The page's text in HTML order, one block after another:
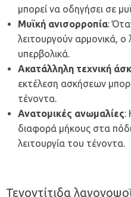
μπορεί να οδηγήσει σε
Μυϊκή ανισορροπία:
λειτουργούν αρμονικά,
υπερβολικά.
Ακατάλληλη τεχνική
εκτέλεση ασκήσεων
τένοντα.
Ανατομικές ανωμαλίες:
διαφορά μήκους στα
λειτουργία του τένοντα.
Τενοντίτιδα